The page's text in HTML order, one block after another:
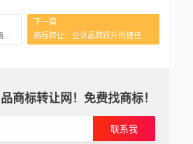
下一篇
商标转让：企业品牌跃升的捷径与成本
商标转让网！免费找商标！
联系我